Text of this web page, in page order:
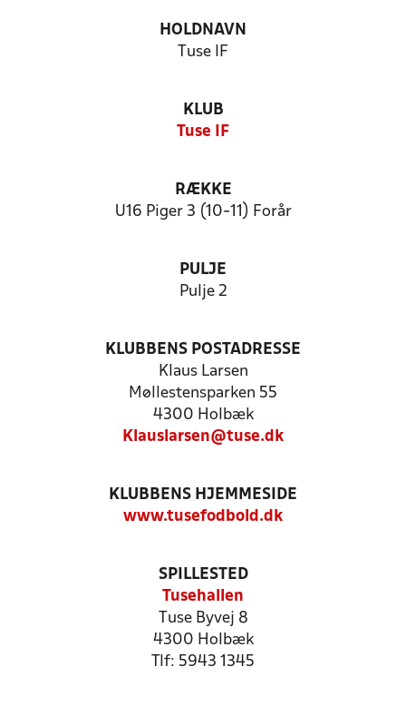
HOLDNAVN
Tuse IF
KLUB
Tuse IF
RÆKKE
U16 Piger 3 (10-11) Forår
PULJE
Pulje 2
KLUBBENS POSTADRESSE
Klaus Larsen
Møllestensparken 55
4300 Holbæk
Klauslarsen@tuse.dk
KLUBBENS HJEMMESIDE
www.tusefodbold.dk
SPILLESTED
Tusehallen
Tuse Byvej 8
4300 Holbæk
Tlf: 5943 1345